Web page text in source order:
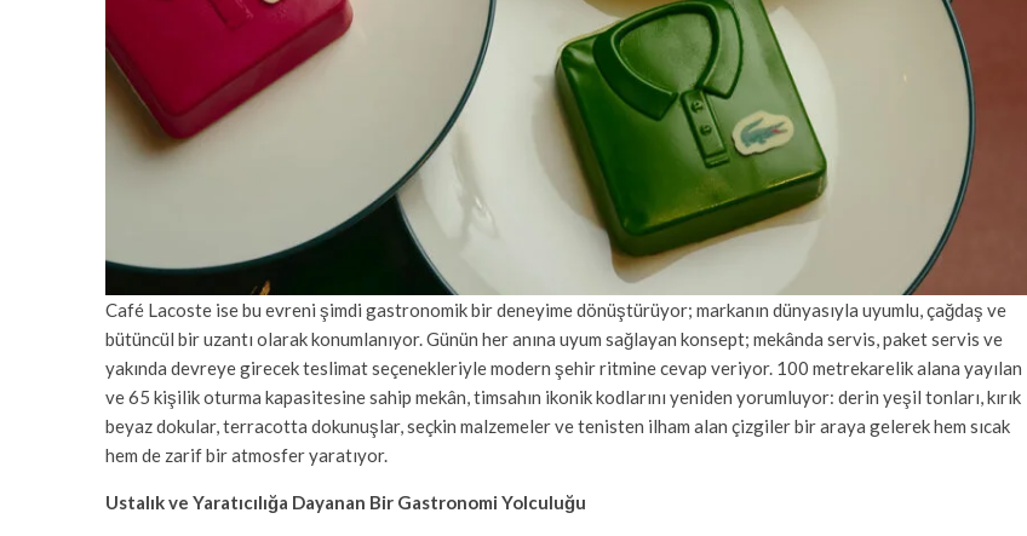
Café Lacoste ise bu evreni şimdi gastronomik bir deneyime dönüştürüyor; markanın dünyasıyla uyumlu, çağdaş ve
bütüncül bir uzantı olarak konumlanıyor. Günün her anına uyum sağlayan konsept; mekânda servis, paket servis ve
yakında devreye girecek teslimat seçenekleriyle modern şehir ritmine cevap veriyor. 100 metrekarelik alana yayılan
ve 65 kişilik oturma kapasitesine sahip mekân, timsahın ikonik kodlarını yeniden yorumluyor: derin yeşil tonları, kırık
beyaz dokular, terracotta dokunuşlar, seçkin malzemeler ve tenisten ilham alan çizgiler bir araya gelerek hem sıcak
hem de zarif bir atmosfer yaratıyor.
Ustalık ve Yaratıcılığa Dayanan Bir Gastronomi Yolculuğu